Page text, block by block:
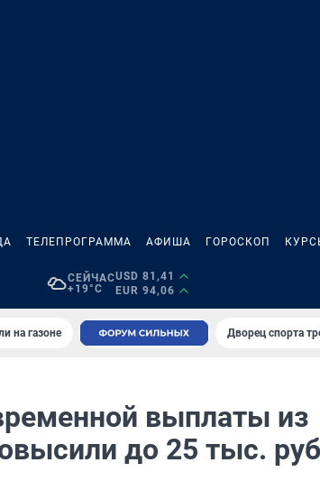
ТЕЛЕПРОГРАММА АФИША ГОРОСКОП
СЕЙЧАС
+19°C
USD 81,41
EUR 94,06
на газоне Дворец спорта
выплаты из
до 25 тыс.